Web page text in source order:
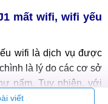
mất wifi, wifi yếu
wifi là dịch vụ được
là lý do các cơ sở
nấm. Tuy nhiên, với
khác nhau, giá sửa
viết